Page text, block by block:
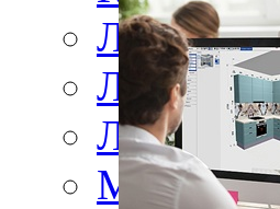
Ланос
Матисс